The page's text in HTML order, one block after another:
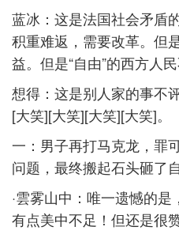
蓝冰：这是法国社会矛盾
积重难返，需要改革。但
益。但是“自由”的西方人
想得：这是别人家的事不
[大笑][大笑][大笑][大笑]。
一：男子再打马克龙，罪
问题，最终搬起石头砸了
·雲雾山中：唯一遗憾的是
有点美中不足！但还是很